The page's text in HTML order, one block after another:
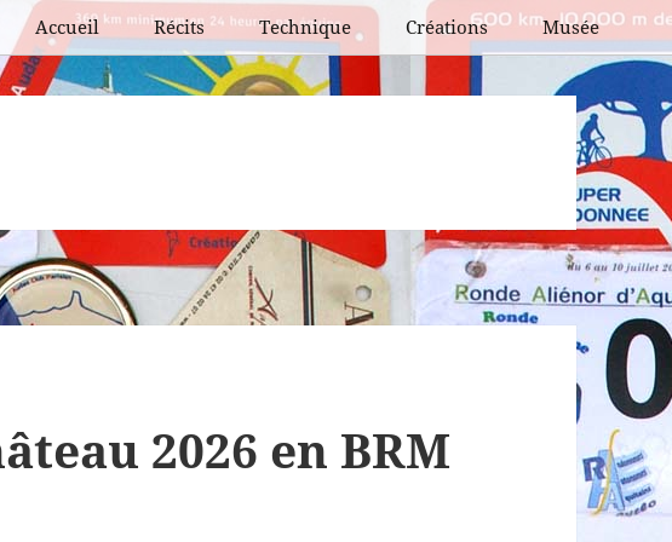
Accueil Récits
BCN et BPF
Super randonnées
Flèches de France
Technique Créations Musée
2026 en BRM